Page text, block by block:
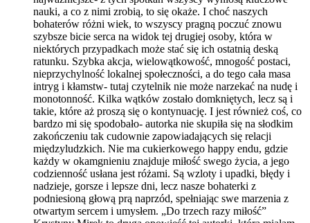
nauki, a co z nimi zrobią, to się okaże. I choć naszych
bohaterów różni wiek, to wszyscy pragną poczuć znowu
szybsze bicie serca na widok tej drugiej osoby, która w
niektórych przypadkach może stać się ich ostatnią deską
ratunku. Szybka akcja, wielowątkowość, mnogość postaci,
nieprzychylność lokalnej społeczności, a do tego cała masa
intryg i kłamstw- tutaj czytelnik nie może narzekać na nudę i
monotonność. Kilka wątków zostało domkniętych, lecz są i
takie, które aż proszą się o kontynuację. I jest również coś, co
bardzo mi się spodobało- autorka nie skupiła się na słodkim
zakończeniu tak cudownie zapowiadających się relacji
międzyludzkich. Nie ma cukierkowego happy endu, gdzie
każdy w okamgnieniu znajduje miłość swego życia, a jego
codzienność usłana jest różami. Są wzloty i upadki, błędy i
nadzieje, gorsze i lepsze dni, lecz nasze bohaterki z
podniesioną głową prą naprzód, spełniając swe marzenia z
otwartym sercem i umysłem. „Do trzech razy miłość”